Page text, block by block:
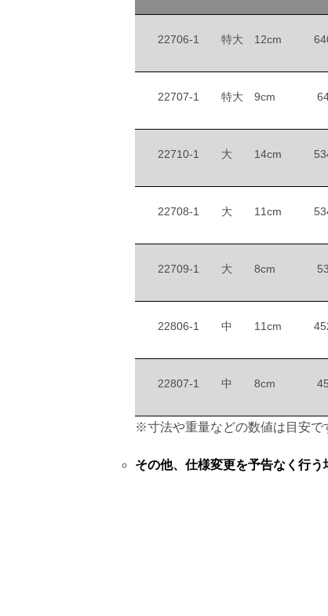
22706-1 特大 12cm
22707-1 特大 9cm
22710-1 大 14cm
22708-1 大 11cm
22709-1 大 8cm
22806-1 中 11cm
22807-1 中 8cm
※寸法や重量などの数値は目安で
その他、仕様変更を予告なく行う